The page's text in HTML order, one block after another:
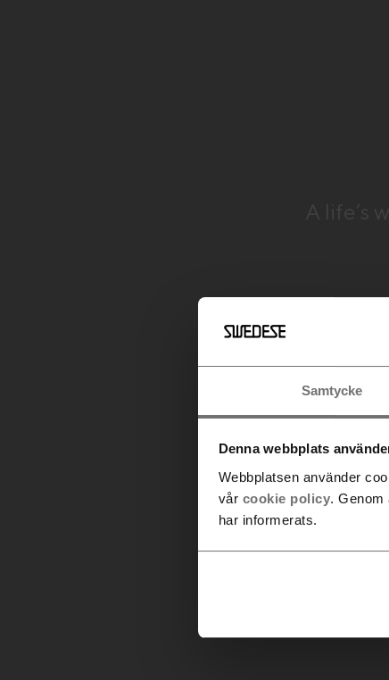
Samtycke
Denna webbplats
Webbplatsen använder
vår cookie policy. Genom
har informerats.